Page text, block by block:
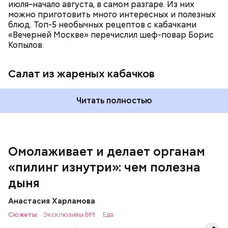
июля–начало августа, в самом разгаре. Из них
можно приготовить много интересных и полезных
блюд. Топ-5 необычных рецептов с кабачками
«Вечерней Москве» перечислил шеф-повар Борис
Копылов.
Салат из жареных кабачков
Читать полностью
Омолаживает и делает органам
«пилинг изнутри»: чем полезна
дыня
Анастасия Харламова
Сюжеты: Эксклюзивы ВМ
Еда
кремний — укрепляет кости, зубы, волосы и
ногти и оказывает омолаживающее действие;
клетчатка — достаточно нежная и забирает
излишки холестерина, сахара и соли тяжелых
фолиевая кислота (в большом количестве) —
она необходима беременным женщинам,
чтобы формировалась нервная трубка у
плода. Также ее рекомендуют принимать для
— В момент стресса он держит сосуды под
контролем и контролирует более 300 реакций
нашего организма. Также положительно влияет на
Вред дыни
А врач-эндокринолог Алексей Калинчев рассказал,
что существует множество блюд, где используют